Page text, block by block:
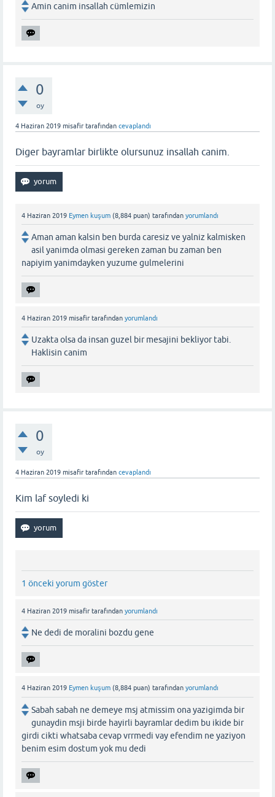
Amin canim insallah cümlemizin
0
oy
4 Haziran 2019 misafir tarafından cevaplandı
Diger bayramlar birlikte olursunuz insallah canim.
4 Haziran 2019 Eymen kuşum (8,884 puan) tarafından yorumlandı
Aman aman kalsin ben burda caresiz ve yalniz kalmisken
asil yanimda olmasi gereken zaman bu zaman ben
napiyim yanimdayken yuzume gulmelerini
4 Haziran 2019 misafir tarafından yorumlandı
Uzakta olsa da insan guzel bir mesajini bekliyor tabi.
Haklisin canim
0
oy
4 Haziran 2019 misafir tarafından cevaplandı
Kim laf soyledi ki
1 önceki yorum göster
4 Haziran 2019 misafir tarafından yorumlandı
Ne dedi de moralini bozdu gene
4 Haziran 2019 Eymen kuşum (8,884 puan) tarafından yorumlandı
Sabah sabah ne demeye msj atmissim ona yazigimda bir
gunaydin msji birde hayirli bayramlar dedim bu ikide bir
girdi cikti whatsaba cevap vrrmedi vay efendim ne yaziyon
benim esim dostum yok mu dedi